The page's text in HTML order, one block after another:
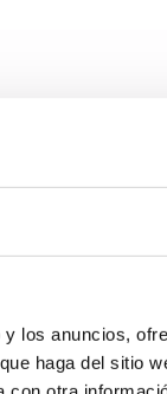
los anuncios,
haga del sitio